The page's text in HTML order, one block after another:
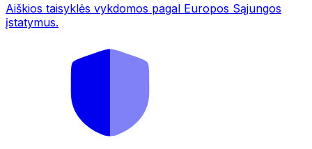
Aiškios taisyklės vykdomos pagal Europos Sąjungos
įstatymus.